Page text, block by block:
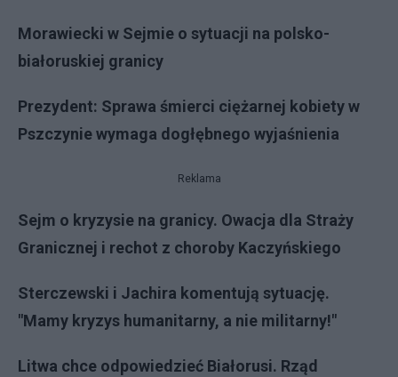
Morawiecki w Sejmie o sytuacji na polsko-
białoruskiej granicy
Prezydent: Sprawa śmierci ciężarnej kobiety w
Pszczynie wymaga dogłębnego wyjaśnienia
Reklama
Sejm o kryzysie na granicy. Owacja dla Straży
Granicznej i rechot z choroby Kaczyńskiego
Sterczewski i Jachira komentują sytuację.
"Mamy kryzys humanitarny, a nie militarny!"
Litwa chce odpowiedzieć Białorusi. Rząd